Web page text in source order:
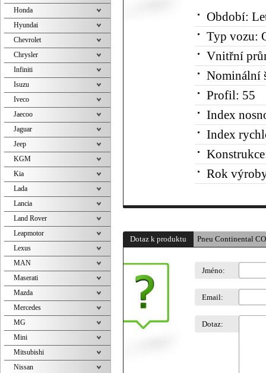
Období:
Typ vozu:
Vnitřní
Nominální
Profil: 55
Index
Index
Rok
Dotaz k produktu Pneu Continental
Jméno:
Email:
Dotaz:
Honda
Hyundai
Chevrolet
Chrysler
Infiniti
Isuzu
Iveco
Jaecoo
Jaguar
Jeep
KGM
Kia
Lada
Lancia
Land Rover
Leapmotor
Lexus
MAN
Maserati
Mazda
Mercedes
MG
Mini
Mitsubishi
Nissan